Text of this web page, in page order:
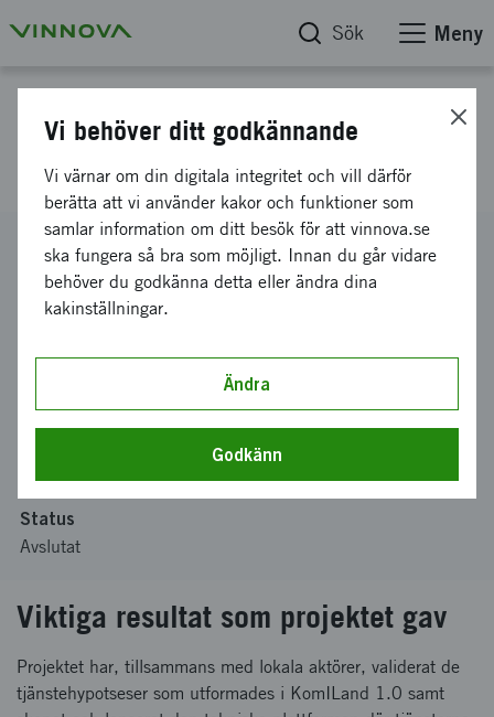
Sök Meny
KomILand 2.0
Diarienummer
2018-04504
Koordinator
6 430 641 kronor
november 2018-juni 2021
Status
Avslutat
Viktiga resultat som projektet gav
Projektet har, tillsammans med lokala aktörer, validerat de
tjänstehypotseser som utformades i KomILand 1.0 samt
Vi behöver ditt godkännande
Vi värnar om din digitala integritet och vill därför
berätta att vi använder kakor och funktioner som
samlar information om ditt besök för att vinnova.se
ska fungera så bra som möjligt. Innan du går vidare
behöver du godkänna detta eller ändra dina
kakinställningar.
Ändra
Godkänn